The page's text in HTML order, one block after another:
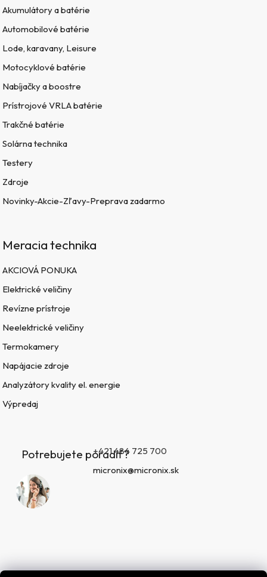
Akumulátory a batérie
Automobilové batérie
Lode, karavany, Leisure
Motocyklové batérie
Nabíjačky a boostre
Prístrojové VRLA batérie
Trakčné batérie
Solárna technika
Testery
Zdroje
Novinky-Akcie-Zľavy-Preprava zadarmo
Meracia technika
AKCIOVÁ PONUKA
Elektrické veličiny
Revízne prístroje
Neelektrické veličiny
Termokamery
Napájacie zdroje
Analyzátory kvality el. energie
Výpredaj
Potrebujete poradiť?+421 484 725 700
micronix@micronix.sk